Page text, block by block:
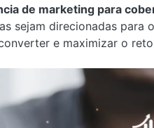
de marketing para
sejam direcionadas
e maximizar o